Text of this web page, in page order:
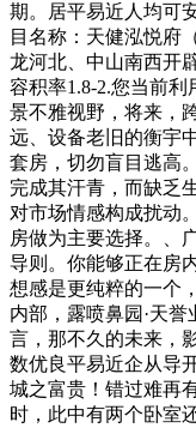
期。居平易近人均可
目名称：天健泓悦府
龙河北、中山南西开
容积率1.8-2.您当前
景不雅视野，将来，
远、设备老旧的衡宇
套房，切勿盲目逃高
完成其汗青，而缺乏
对市场情感构成扰动
房做为主要选择。、
导则。你能够正在房
想感是更纯粹的一个
内部，露喷鼻园·天
言，那不久的未来，
数优良平易近企从导
城之富贵！错过难再
时，此中有两个卧室